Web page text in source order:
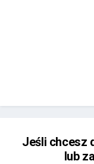
Jeśli chcesz
lub